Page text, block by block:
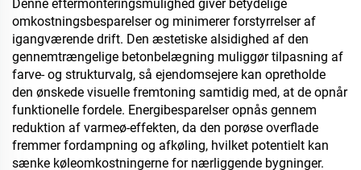
Denne eftermonteringsmulighed giver betydelige
omkostningsbesparelser og minimerer forstyrrelser af
igangværende drift. Den æstetiske alsidighed af den
gennemtrængelige betonbelægning muliggør tilpasning af
farve- og strukturvalg, så ejendomsejere kan opretholde
den ønskede visuelle fremtoning samtidig med, at de opnår
funktionelle fordele. Energibesparelser opnås gennem
reduktion af varmeø-effekten, da den porøse overflade
fremmer fordampning og afkøling, hvilket potentielt kan
sænke køleomkostningerne for nærliggende bygninger.